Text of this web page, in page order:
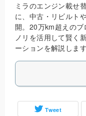
ミラのエンジン載せ
に、中古・リビルト
開。20万km超えの
ノリを活用して賢く
ーションを解説します
Tweet